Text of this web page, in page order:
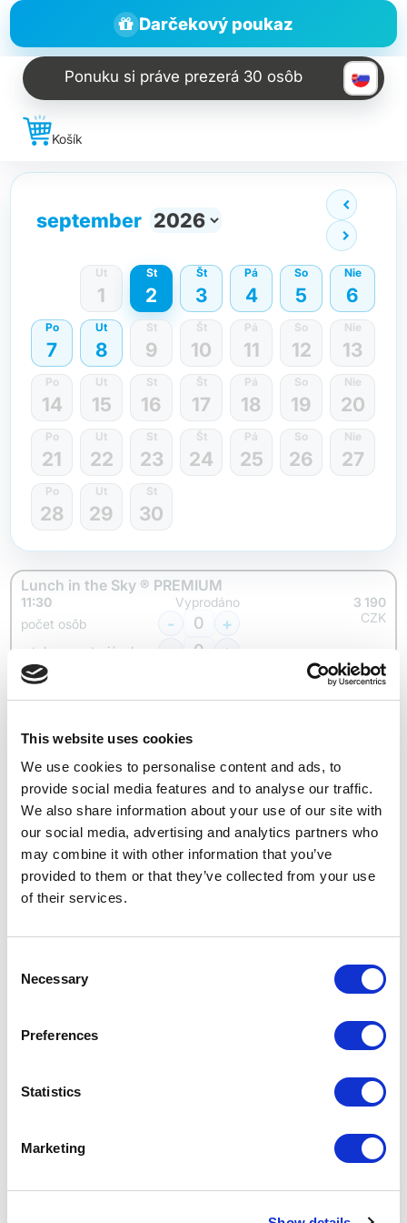
This website uses cookies
We use cookies to personalise content and ads, to
provide social media features and to analyse our traffic.
We also share information about your use of our site with
our social media, advertising and analytics partners who
may combine it with other information that you’ve
provided to them or that they’ve collected from your use
of their services.
Selection
Necessary
Preferences
Statistics
Marketing
Darčekový poukaz
Košík
Ponuku si práve prezerá 30 osôb
september
Ut
1
St
2
Št
3
Pá
4
So
5
Nie
6
Po
7
Ut
8
St
9
Št
10
Pá
11
So
12
Nie
13
Po
14
Ut
15
St
16
Št
17
Pá
18
So
19
Nie
20
Po
21
Ut
22
St
23
Št
24
Pá
25
So
26
Nie
27
Po
28
Ut
29
St
30
Lunch in the Sky ® PREMIUM
11:30
Vyprodáno
počet osôb
- +
z toho vegetariánske +
3 190
CZK
Lunch in the Sky ® PREMIUM
počet osôb
-
z toho vegetariánske - +
Lunch in the Sky ® PREMIUM
15:10 8voľné miesta
počet osôb
- +
z toho vegetariánske - +
3 190
CZK
Dinner in the Sky PREMIUM
CZK
Dinner in the Sky EXCLUSIVE- pri západe slnka
- +
CZK